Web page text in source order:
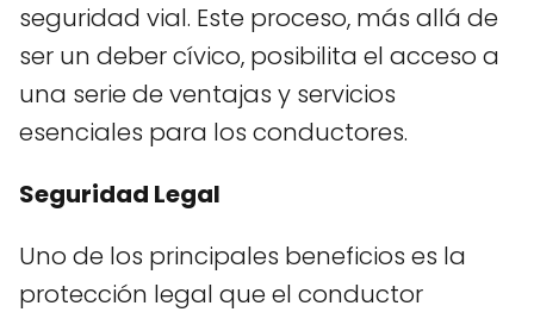
seguridad vial. Este proceso, más allá de
ser un deber cívico, posibilita el acceso a
una serie de ventajas y servicios
esenciales para los conductores.
Seguridad Legal
Uno de los principales beneficios es la
protección legal que el conductor